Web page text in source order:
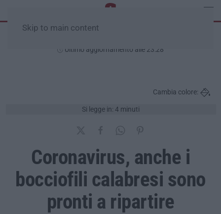
Skip to main content
Ultimo aggiornamento alle 23:28
Si legge in: 4 minuti
Cambia colore:
Coronavirus, anche i
bocciofili calabresi sono
pronti a ripartire